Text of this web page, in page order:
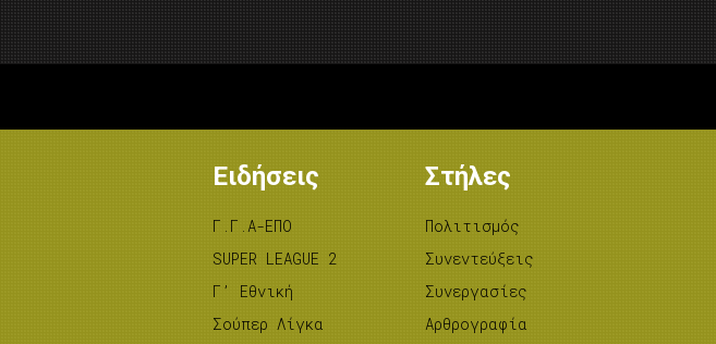
Ειδήσεις
Γ.Γ.Α-ΕΠΟ
SUPER LEAGUE 2
Γ’ Εθνική
Σούπερ Λίγκα
Στήλες
Πολιτισμός
Συνεντεύξεις
Συνεργασίες
Αρθρογραφία